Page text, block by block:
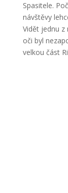
Spasitele.
návštěvy
Vidět jednu z
oči byl
velkou část